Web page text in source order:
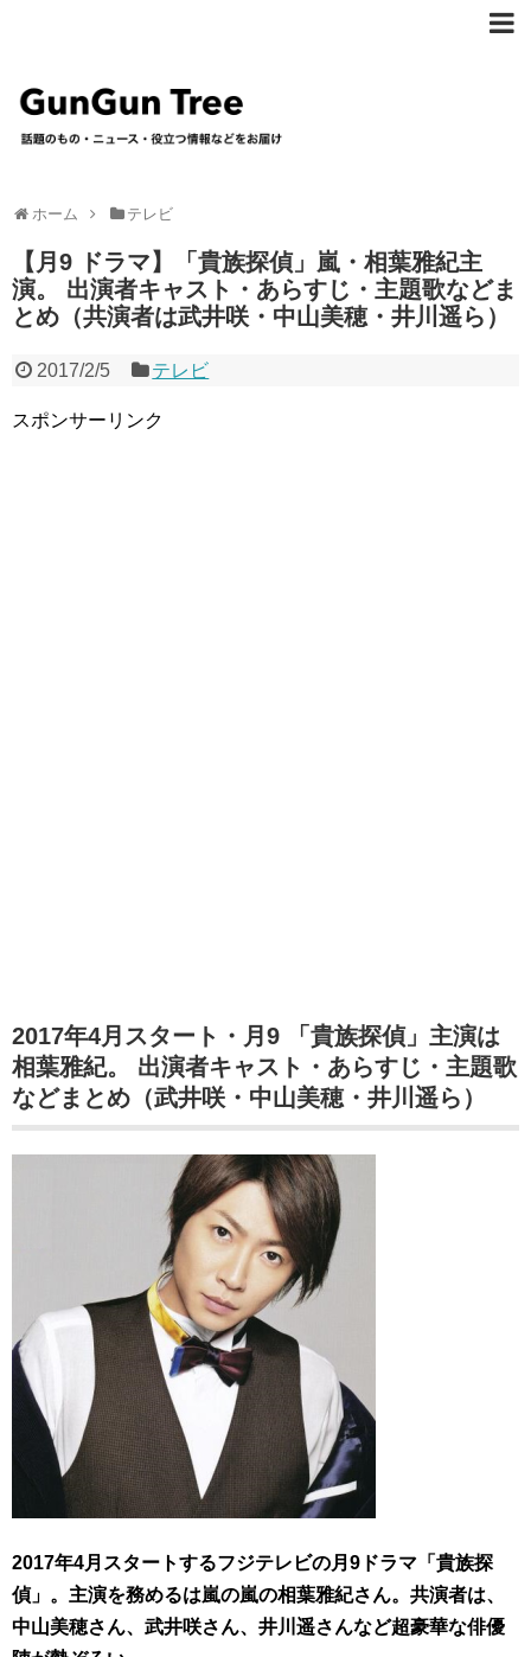
ホーム テレビ
【月9 ドラマ】「貴族探偵」嵐・相葉雅紀主
演。 出演者キャスト・あらすじ・主題歌などま
とめ（共演者は武井咲・中山美穂・井川遥ら）
2017/2/5 テレビ
スポンサーリンク
2017年4月スタート・月9 「貴族探偵」主演は
相葉雅紀。 出演者キャスト・あらすじ・主題歌
などまとめ（武井咲・中山美穂・井川遥ら）
2017年4月スタートするフジテレビの月9ドラマ「貴族探
偵」。主演を務めるは嵐の嵐の相葉雅紀さん。共演者は、
中山美穂さん、武井咲さん、井川遥さんなど超豪華な俳優